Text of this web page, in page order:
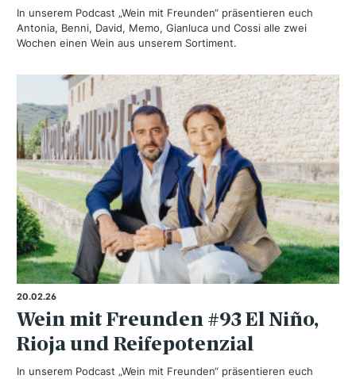
In unserem Podcast „Wein mit Freunden“ präsentieren euch
Antonia, Benni, David, Memo, Gianluca und Cossi alle zwei
Wochen einen Wein aus unserem Sortiment.
20.02.26
Wein mit Freunden #93 El Niño,
Rioja und Reifepotenzial
In unserem Podcast „Wein mit Freunden“ präsentieren euch